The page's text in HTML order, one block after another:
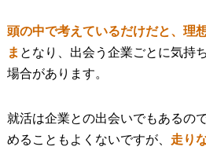
頭の中で考えているだけだと、理
ま となり、出会う企業ごとに気持
場合があります。
就活は企業との出会いでもあるの
めることもよくないですが、 走り